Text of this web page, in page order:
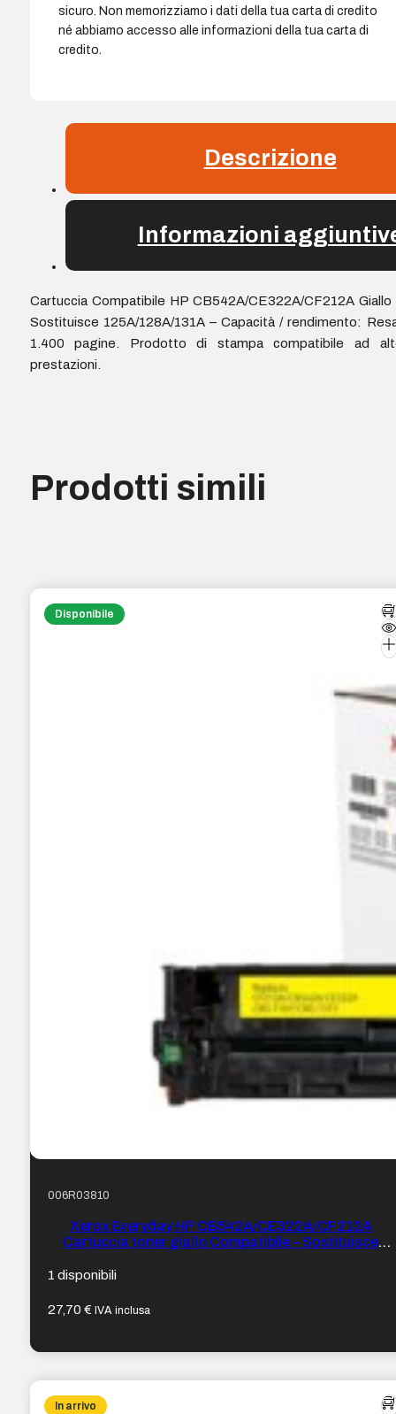
sicuro. Non memorizziamo i dati della tua carta di credito
né abbiamo accesso alle informazioni della tua carta di
credito.
Descrizione
Informazioni
Cartuccia Compatibile HP CB542A/CE322A/CF212A Giallo
Sostituisce 125A/128A/131A – Capacità / rendimento:
1.400 pagine. Prodotto di stampa compatibile ad
prestazioni.
Prodotti simili
Disponibile
006R03810
Xerox Everyday HP CB542A/CE322A/CF212A
Cartuccia toner giallo Compatibile – Sostituisce
1 disponibili
27,70€ IVA inclusa
In arrivo